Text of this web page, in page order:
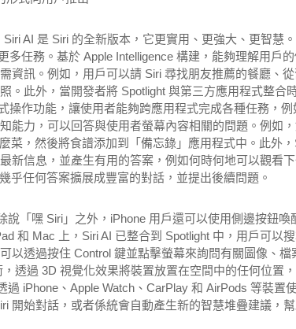
AI 是 Siri 的全新版本，它更實用、更強大、更智慧
多任務。基於 Apple Intelligence 構建，能夠理解用戶
資訊。例如，用戶可以請 Siri 尋找朋友推薦的餐廳、
。此外，當開發者將 Spotlight 與第三方應用程式整合
操作功能，讓使用者能夠跨應用程式完成各種任務，
能力，可以回答與使用者螢幕內容相關的問題。例如
菜，然後將食譜添加到「備忘錄」應用程式中。此外
新信息，並產生有用的答案，例如何時何地可以觀看
乎任何答案擴展成豐富的對話，並提出後續問題。
「嘿 Siri」之外，iPhone 用戶還可以使用側邊按鈕喚
和 Mac 上，Siri AI 已整合到 Spotlight 中，用戶可以
以透過按住 Control 鍵並點擊螢幕來詢問有關圖像、檔
透過 3D 視覺化效果將裝置放置在空間中的任何位置
iPhone、Apple Watch、CarPlay 和 AirPods 等裝置
開始對話，或者係統會自動產生新的智慧堆疊建議，